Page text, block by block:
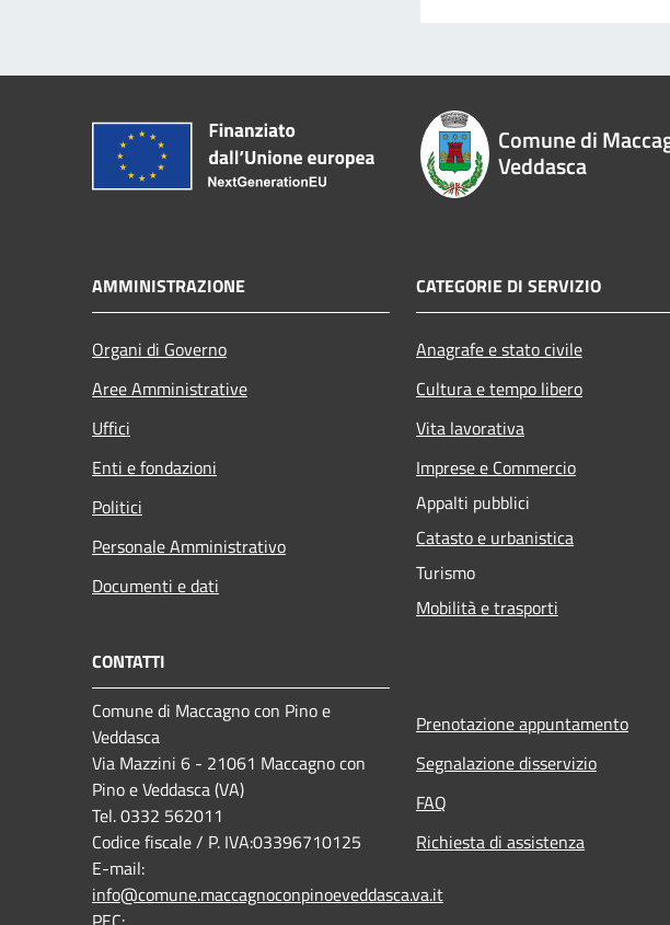
Comune di
Veddasca
AMMINISTRAZIONE
Organi di Governo
Aree Amministrative
Uffici
Enti e fondazioni
Politici
Personale Amministrativo
Documenti e dati
CATEGORIE DI SERVIZIO
Anagrafe e stato civile
Cultura e tempo libero
Vita lavorativa
Imprese e Commercio
Appalti pubblici
Catasto e urbanistica
Turismo
Mobilità e trasporti
CONTATTI
Comune di Maccagno con Pino e
Veddasca
Via Mazzini 6 - 21061 Maccagno con
Pino e Veddasca (VA)
Tel. 0332 562011
Codice fiscale / P. IVA:03396710125
E-mail:
info@comune.maccagnoconpinoeveddasca.va.it
Prenotazione appuntamento
Segnalazione disservizio
FAQ
Richiesta di assistenza